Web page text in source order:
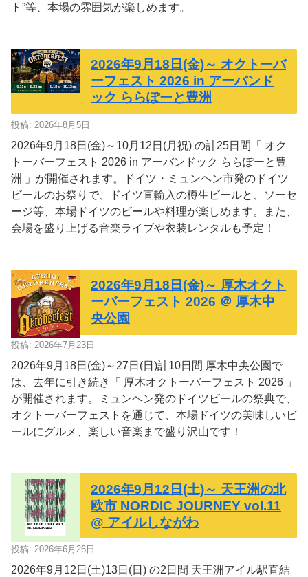
ト”等、本場の雰囲気が楽しめます。
2026年9月18日(金)～ オクトーバ
ーフェスト 2026 in アーバンド
ック ららぽーと豊洲
投稿: 2026年8月5日
2026年9月18日(金)～10月12日(月祝) の計25日間「 オク
トーバーフェスト 2026 in アーバンドック ららぽーと豊
洲 」が開催されます。ドイツ・ミュンヘン市発のドイツ
ビールのお祭りで、ドイツ直輸入の樽生ビールと、ソーセ
ージ等、本場ドイツのビールや料理が楽しめます。また、
会場を盛り上げる音楽ライブや衣装レンタルも予定！
2026年9月18日(金)～ 厚木オクト
ーバーフェスト 2026 ＠ 厚木中
央公園
投稿: 2026年7月23日
2026年9月18日(金)～27日(日)計10日間 厚木中央公園で
は、去年に引き続き「 厚木オクトーバーフェスト 2026 」
が開催されます。ミュンヘン発のドイツビールの祭典で、
オクトーバーフェストを通じて、本場ドイツの美味しいビ
ールにグルメ、楽しい音楽まで盛り沢山です！
2026年9月12日(土)～ 天王洲の北
欧市 NORDIC JOURNEY vol.11
@ アイルしながわ
投稿: 2026年6月26日
2026年9月12日(土)13日(日) の2日間 天王洲アイル駅直結